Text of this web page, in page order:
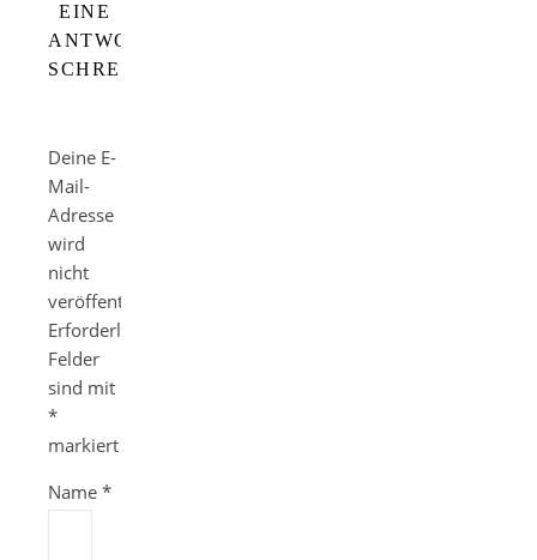
EINE
ANTWORT
SCHREIBEN
Deine E-
Mail-
Adresse
wird
nicht
veröffentlicht.
Erforderliche
Felder
sind mit
*
markiert
Name *